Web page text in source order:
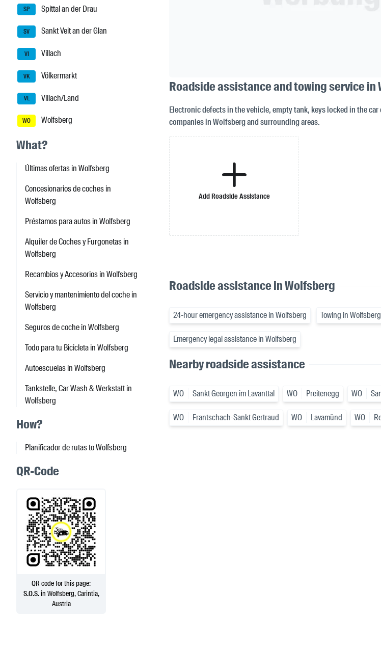
SP Spittal an der Drau
SV Sankt Veit an der Glan
VI Villach
VK Völkermarkt
VL Villach/Land
WO Wolfsberg
What?
Últimas ofertas in Wolfsberg
Concesionarios de coches in
Wolfsberg
Préstamos para autos in Wolfsberg
Alquiler de Coches y Furgonetas in
Wolfsberg
Recambios y Accesorios in Wolfsberg
Servicio y mantenimiento del coche in
Wolfsberg
Seguros de coche in Wolfsberg
Todo para tu Bicicleta in Wolfsberg
Autoescuelas in Wolfsberg
Tankstelle, Car Wash & Werkstatt in
Wolfsberg
How?
Planificador de rutas to Wolfsberg
QR-Code
QR code for this page:
S.O.S.in Wolfsberg, Carintia,
Austria
Roadside assistance and towing service in
Electronic defects in the vehicle, empty tank, keys locked in the
companies in Wolfsberg and surrounding areas.
Add Roadside Assistance
Roadside assistance in Wolfsberg
24-hour emergency assistance in Wolfsberg Towing in Wolfsberg
Emergency legal assistance in Wolfsberg
Nearby roadside assistance
WO Sankt Georgen im Lavanttal WO Preitenegg WO
WO Frantschach-Sankt Gertraud WO Lavamünd WO